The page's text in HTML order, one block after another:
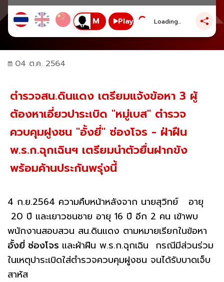
Play Loading...
04 ต.ค. 2564
ตำรวจสน.ดินแดง เตรียมแจ้งข้อหา 3 ผู้
ต้องหาเอี่ยวปาระเบิด "หมู่เบส" ตำรวจ
ควบคุมฝูงชน "อั้งยี่" ซ่องโจร - ฝ่าฝืน
พ.ร.ก.ฉุกเฉินฯ เตรียมนำตัวยื่นฝากขัง
พร้อมค้านประกันพรุ่งนี้
4 ก.ย.2564 ความคืบหน้าหลังจาก นายสุวิทย์ อายุ
20 ปี และเยาวชนชาย อายุ 16 ปี อีก 2 คน เข้าพบ
พนักงานสอบสวน สน.ดินแดง ตามหมายเรียกในข้อหา
อั้งยี่ ซ่องโจร และฝ่าฝืน พ.ร.ก.ฉุกเฉิน กรณีมีส่วนร่วม
ในเหตุปาระเบิดใส่ตำรวจควบคุมฝูงชน จนได้รับบาดเจ็บ
สาหัส